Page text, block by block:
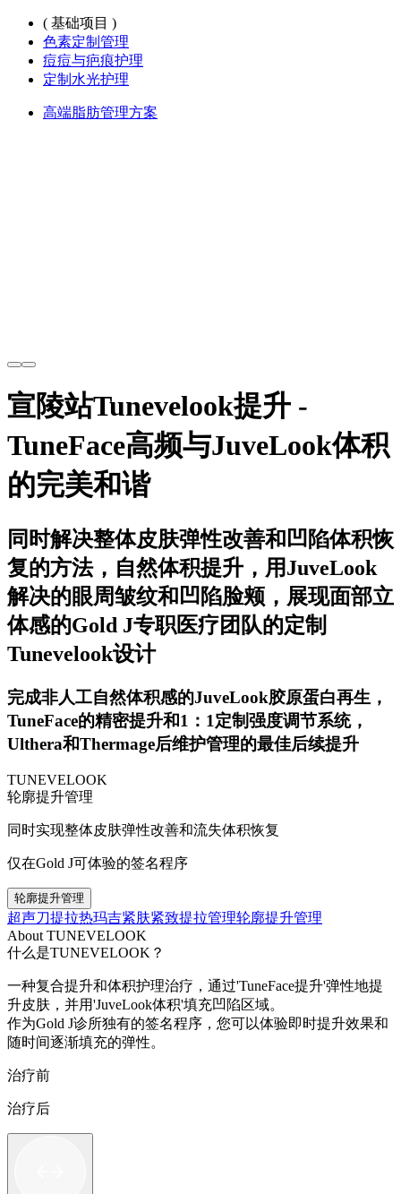
( 基础项目 )
色素定制管理
痘痘与疤痕护理
定制水光护理
高端脂肪管理方案
宣陵站Tunevelook提升 -
TuneFace高频与JuveLook体积
的完美和谐
同时解决整体皮肤弹性改善和凹陷体积恢
复的方法，自然体积提升，用JuveLook
解决的眼周皱纹和凹陷脸颊，展现面部立
体感的Gold J专职医疗团队的定制
Tunevelook设计
完成非人工自然体积感的JuveLook胶原蛋白再生，
TuneFace的精密提升和1：1定制强度调节系统，
Ulthera和Thermage后维护管理的最佳后续提升
TUNEVELOOK
轮廓提升管理
同时实现整体皮肤弹性改善和流失体积恢复
仅在Gold J可体验的签名程序
轮廓提升管理
超声刀提拉热玛吉紧肤紧致提拉管理轮廓提升管理
About TUNEVELOOK
什么是TUNEVELOOK？
一种复合提升和体积护理治疗，通过'TuneFace提升'弹性地提
升皮肤，并用'JuveLook体积'填充凹陷区域。
作为Gold J诊所独有的签名程序，您可以体验即时提升效果和
随时间逐渐填充的弹性。
治疗前
治疗后